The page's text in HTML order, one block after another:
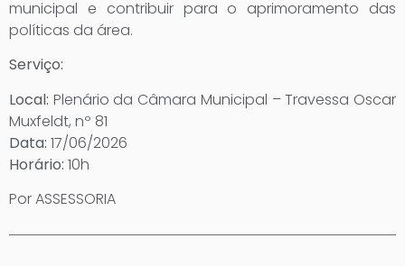
municipal e contribuir para o aprimoramento das
políticas da área.
Serviço:
Local: Plenário da Câmara Municipal – Travessa Oscar
Muxfeldt, nº 81
Data: 17/06/2026
Horário: 10h
Por ASSESSORIA